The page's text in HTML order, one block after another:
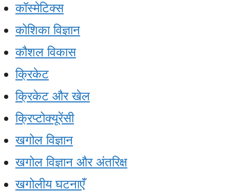
कॉस्मेटिक्स
कोशिका विज्ञान
कौशल विकास
क्रिकेट
क्रिकेट और खेल
क्रिप्टोक्यूरेंसी
खगोल विज्ञान
खगोल विज्ञान और अंतरिक्ष
खगोलीय घटनाएँ